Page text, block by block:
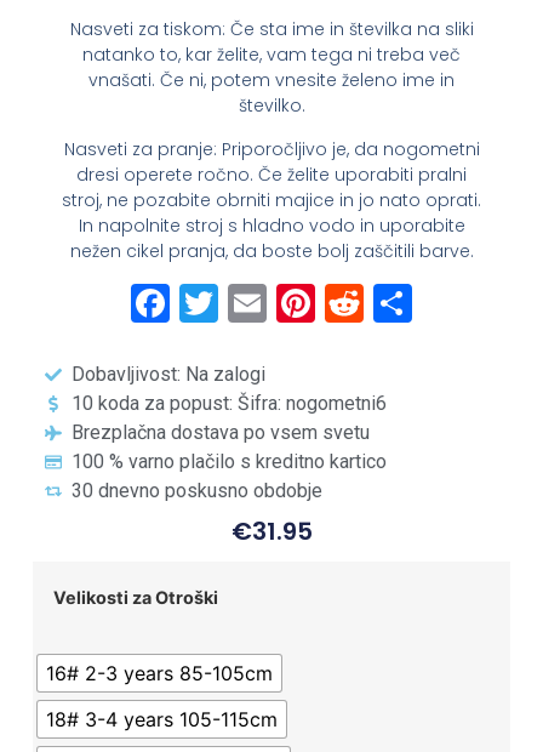
Nasveti za tiskom: Če sta ime in številka na sliki
natanko to, kar želite, vam tega ni treba več
vnašati. Če ni, potem vnesite želeno ime in
številko.
Nasveti za pranje: Priporočljivo je, da nogometni
dresi operete ročno. Če želite uporabiti pralni
stroj, ne pozabite obrniti majice in jo nato oprati.
In napolnite stroj s hladno vodo in uporabite
nežen cikel pranja, da boste bolj zaščitili barve.
Facebook
Twitter
EmailPinterest
Reddit
Dobavljivost: Na zalogi
10 koda za popust: Šifra: nogometni6
Brezplačna dostava po vsem svetu
100 % varno plačilo s kreditno kartico
30 dnevno poskusno obdobje
€31.95
Velikosti za Otroški
16# 2-3 years 85-105cm
18# 3-4 years 105-115cm